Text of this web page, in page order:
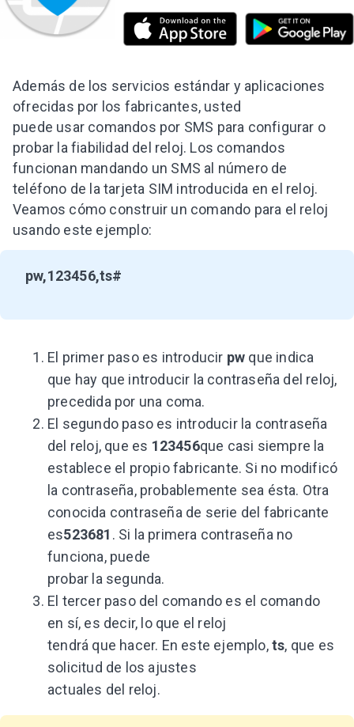
Además de los servicios estándar y aplicaciones
ofrecidas por los fabricantes, usted
puede usar comandos por SMS para configurar o
probar la fiabilidad del reloj. Los comandos
funcionan mandando un SMS al número de
teléfono de la tarjeta SIM introducida en el reloj.
Veamos cómo construir un comando para el reloj
usando este ejemplo:
pw,123456,ts#
El primer paso es introducir pw que indica
que hay que introducir la contraseña del reloj,
precedida por una coma.
El segundo paso es introducir la contraseña
del reloj, que es 123456que casi siempre la
establece el propio fabricante. Si no modificó
la contraseña, probablemente sea ésta. Otra
conocida contraseña de serie del fabricante
es523681 . Si la primera contraseña no
funciona, puede
probar la segunda.
El tercer paso del comando es el comando
en sí, es decir, lo que el reloj
tendrá que hacer. En este ejemplo,ts, que es
solicitud de los ajustes
actuales del reloj.